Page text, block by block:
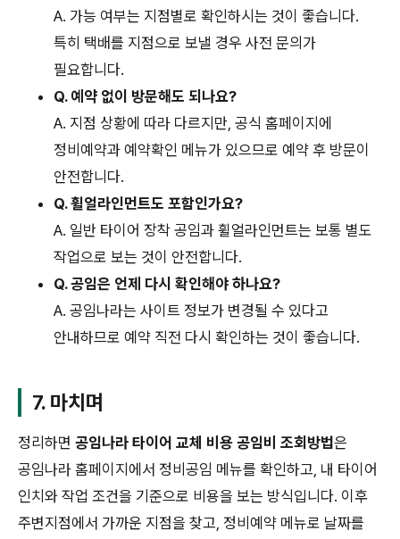
A. 가능 여부는 지점별로 확인하시는 것이 좋습니다.
특히 택배를 지점으로 보낼 경우 사전 문의가
필요합니다.
Q. 예약 없이 방문해도 되나요?
A. 지점 상황에 따라 다르지만, 공식 홈페이지에
정비예약과 예약확인 메뉴가 있으므로 예약 후 방문이
안전합니다.
Q. 휠얼라인먼트도 포함인가요?
A. 일반 타이어 장착 공임과 휠얼라인먼트는 보통 별도
작업으로 보는 것이 안전합니다.
Q. 공임은 언제 다시 확인해야 하나요?
A. 공임나라는 사이트 정보가 변경될 수 있다고
안내하므로 예약 직전 다시 확인하는 것이 좋습니다.
7. 마치며
정리하면 공임나라 타이어 교체 비용 공임비 조회방법은
공임나라 홈페이지에서 정비공임 메뉴를 확인하고, 내 타이어
인치와 작업 조건을 기준으로 비용을 보는 방식입니다. 이후
주변지점에서 가까운 지점을 찾고, 정비예약 메뉴로 날짜를